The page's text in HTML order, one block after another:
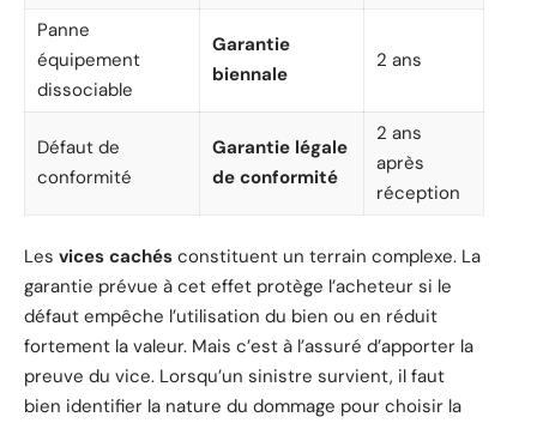
Panne
équipement
dissociable
Garantie
biennale
2 ans
Défaut de
conformité
Garantie légale
de conformité
2 ans
après
réception
Les vices cachés constituent un terrain complexe. La
garantie prévue à cet effet protège l’acheteur si le
défaut empêche l’utilisation du bien ou en réduit
fortement la valeur. Mais c’est à l’assuré d’apporter la
preuve du vice. Lorsqu’un sinistre survient, il faut
bien identifier la nature du dommage pour choisir la